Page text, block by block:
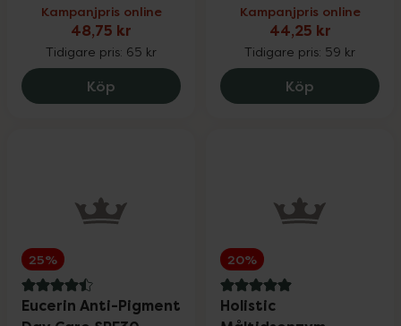
Kampanjpris online
48,75 kr
Tidigare pris: 65 kr
Köp Kronans Apotek Ansiktsvatten Torr &
Kampanjpris online
44,25 kr
Tidigare pris: 59 kr
Köp Kronans
25%
4.5 av 5 i omdöme
Eucerin Anti-Pigment
20%
5 av 5 i omdöme
Holistic